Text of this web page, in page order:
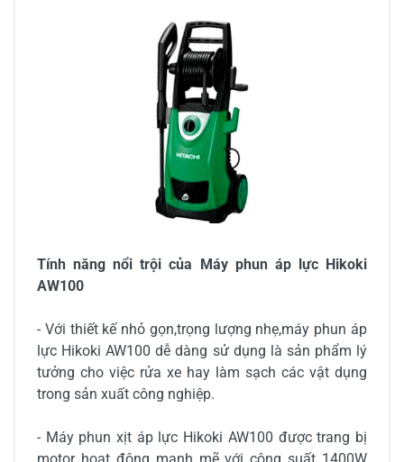
Tính năng nổi trội của Máy phun áp lực Hikoki
AW100
- Với thiết kế nhỏ gọn,trọng lượng nhẹ,máy phun áp
lực Hikoki AW100 dễ dàng sử dụng là sản phẩm lý
tưởng cho việc rửa xe hay làm sạch các vật dụng
trong sản xuất công nghiệp.
- Máy phun xịt áp lực Hikoki AW100 được trang bị